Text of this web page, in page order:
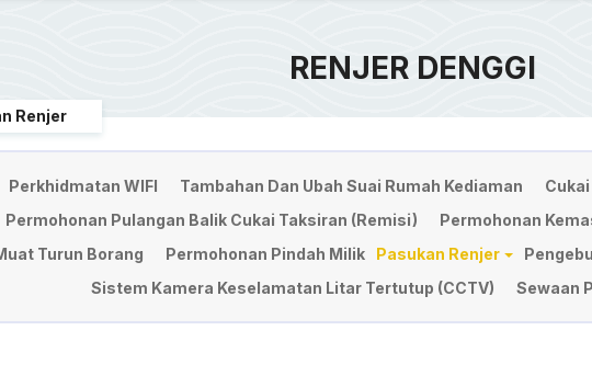
RENJER DENGGI
Renjer
Perkhidmatan WIFI Tambahan Dan Ubah Suai Rumah Kediaman
Permohonan Pulangan Balik Cukai Taksiran (Remisi)
Permohonan
Turun Borang Permohonan Pindah Milik Pasukan Renjer
Sistem Kamera Keselamatan Litar Tertutup (CCTV)
Sewaan